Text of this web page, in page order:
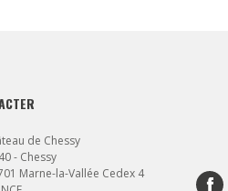
de Chessy
- Chessy
Marne-la-Vallée Cedex 4